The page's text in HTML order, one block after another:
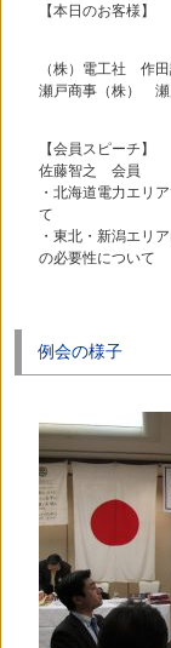
【本日のお客様】
（株）電工社 作
瀬戸商事（株）
【会員スピーチ】
佐藤智之 会員
・北海道電力エリ
て
・東北・新潟エリ
の必要性について
例会の様子